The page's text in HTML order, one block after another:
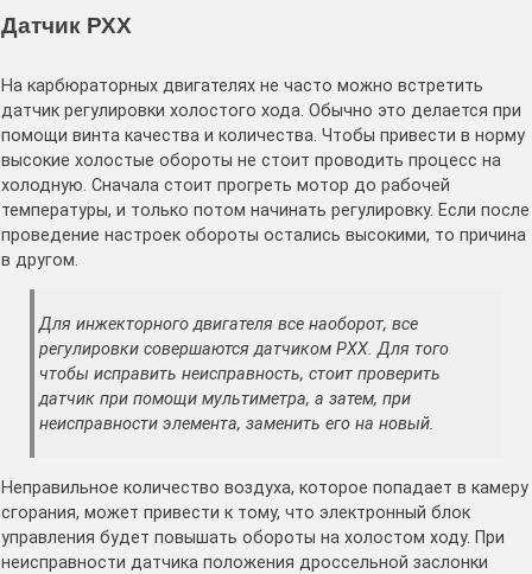
Датчик РХХ
На карбюраторных двигателях не часто можно встретить
датчик регулировки холостого хода. Обычно это делается при
помощи винта качества и количества. Чтобы привести в норму
высокие холостые обороты не стоит проводить процесс на
холодную. Сначала стоит прогреть мотор до рабочей
температуры, и только потом начинать регулировку. Если после
проведение настроек обороты остались высокими, то причина
в другом.
Для инжекторного двигателя все наоборот, все
регулировки совершаются датчиком РХХ. Для того
чтобы исправить неисправность, стоит проверить
датчик при помощи мультиметра, а затем, при
неисправности элемента, заменить его на новый.
Неправильное количество воздуха, которое попадает в камеру
сгорания, может привести к тому, что электронный блок
управления будет повышать обороты на холостом ходу. При
неисправности датчика положения дроссельной заслонки